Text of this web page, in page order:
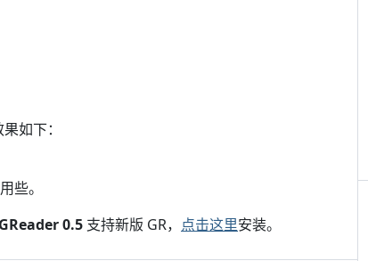
如下：
些。
0.5 支持新版 GR， 点击这里安装。